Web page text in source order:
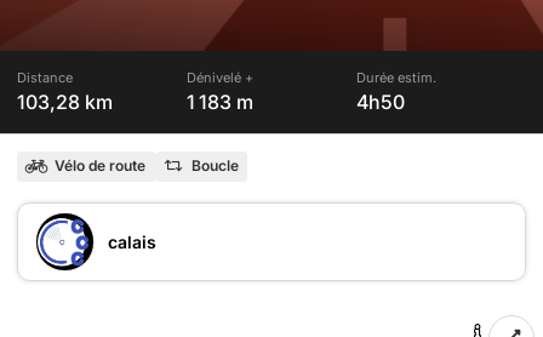
Distance
103,28 km
Dénivelé +
1 183 m
Durée estim.
4h50
Vélo de route Boucle
calais